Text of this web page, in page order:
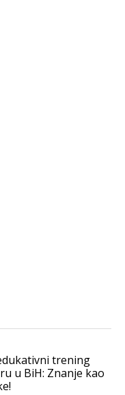
trening
u BiH: Znanje kao